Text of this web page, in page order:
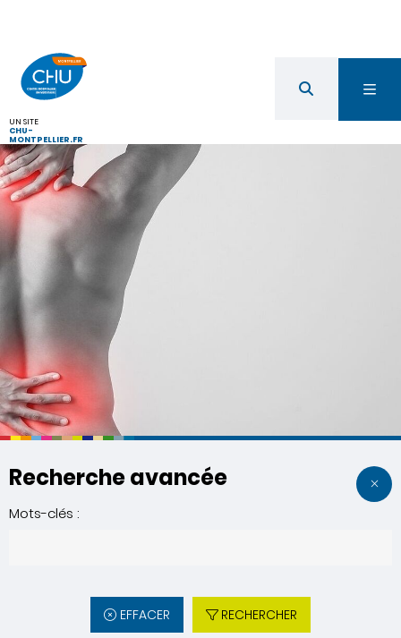
UN SITE
CHU-
MONTPELLIER.FR
Recherche avancée
Mots-clés :
EFFACER RECHERCHER